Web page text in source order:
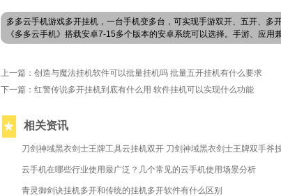
多多云手机游戏多开挂机，一台手机变多台，可实现手游双开、五开、多
《多多云手机》搭载安卓7-15多个版本的安卓系统可以选择。手游、应用
上一篇：创造与魔法挂机软件可以批量挂机吗 批量五开挂机有什么要求
下一篇：红警传说多开挂机到底有什么用 软件挂机可以实现什么功能
相关资讯
刀剑神域黑衣剑士王牌工具云挂机双开 刀剑神域黑衣剑士王牌双手斧
云手机在哪些行业使用最广泛？几个常见的云手机使用场景分析
青灵御剑诀挂机多开和传统的挂机多开软件有什么区别